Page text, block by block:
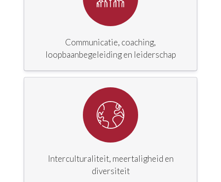
Communicatie, coaching,
loopbaanbegeleiding en leiderschap
Interculturaliteit, meertaligheid en
diversiteit